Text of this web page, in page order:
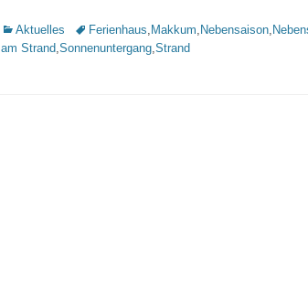
Kategorien
Aktuelles Schlagworte
Ferienhaus, Makkum, Nebensaison,
am Strand,Sonnenuntergang,Strand